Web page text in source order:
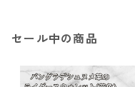
セール中の商品